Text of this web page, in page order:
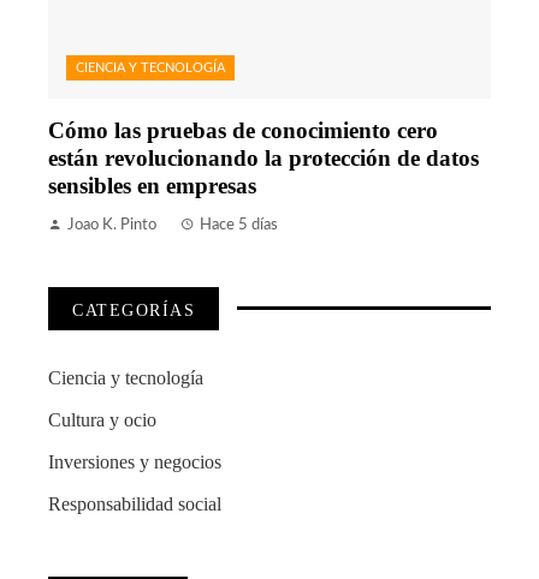
CIENCIA Y TECNOLOGÍA
Cómo las pruebas de conocimiento cero
están revolucionando la protección de datos
sensibles en empresas
Joao K. Pinto Hace 5 días
CATEGORÍAS
Ciencia y tecnología
Cultura y ocio
Inversiones y negocios
Responsabilidad social